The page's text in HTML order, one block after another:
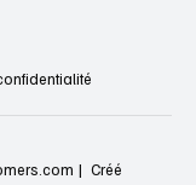
| Créé